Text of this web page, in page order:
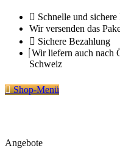
Zum
Inhalt
springen
Schnelle und
Wir versenden das
Sichere Bezahlung
Wir liefern auch nach
Schweiz
Shop-Menü
Angebote